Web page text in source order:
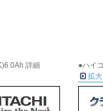
詳細
●ハイ
拡